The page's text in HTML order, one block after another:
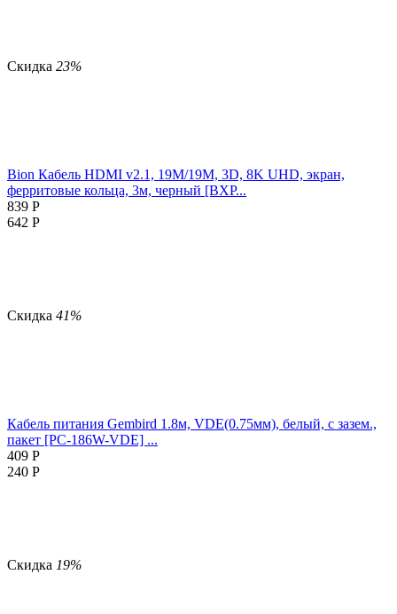
Скидка 23%
Bion Кабель HDMI v2.1, 19M/19M, 3D, 8K UHD, экран,
ферритовые кольца, 3м, черный [BXP...
839 Р
642 Р
Скидка 41%
Кабель питания Gembird 1.8м, VDE(0.75мм), белый, с зазем.,
пакет [PC-186W-VDE] ...
409 Р
240 Р
Скидка 19%